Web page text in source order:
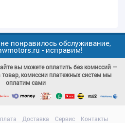
понравилось обслуживание,
- исправим!
вы можете оплатить без комиссий —
товар, комиссии платежных систем мы
оплатим сами
Доставка Сервис
Контакты